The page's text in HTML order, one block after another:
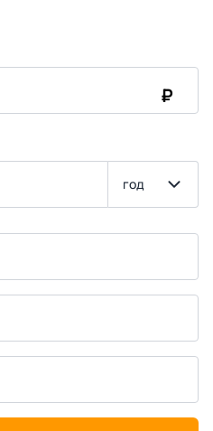
₽
год